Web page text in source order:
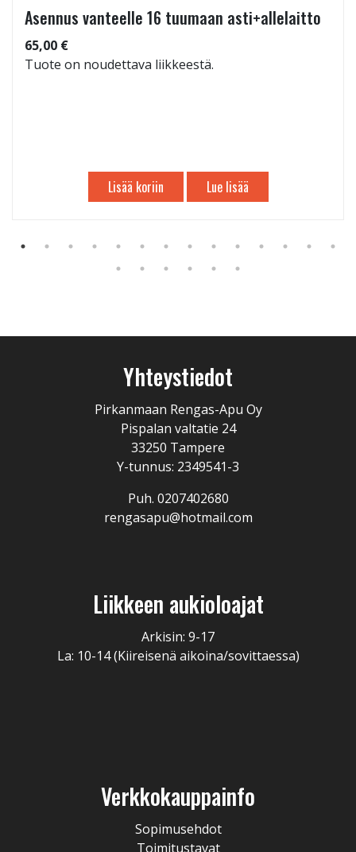
Asennus vanteelle 16 tuumaan asti+allelaitto
65,00 €
Tuote on noudettava liikkeestä.
Lisää koriin Lue lisää
Yhteystiedot
Pirkanmaan Rengas-Apu Oy
Pispalan valtatie 24
33250 Tampere
Y-tunnus: 2349541-3
Puh. 0207402680
rengasapu@hotmail.com
Liikkeen aukioloajat
Arkisin: 9-17
La: 10-14 (Kiireisenä aikoina/sovittaessa)
Verkkokauppainfo
Sopimusehdot
Toimitustavat